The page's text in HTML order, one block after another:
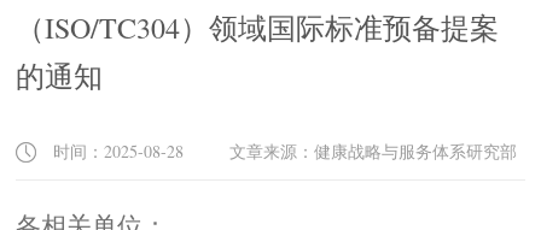
（ISO/TC304）领域国际标准预备提案
的通知
时间：2025-08-28 文章来源：健康战略与服务体系研究部